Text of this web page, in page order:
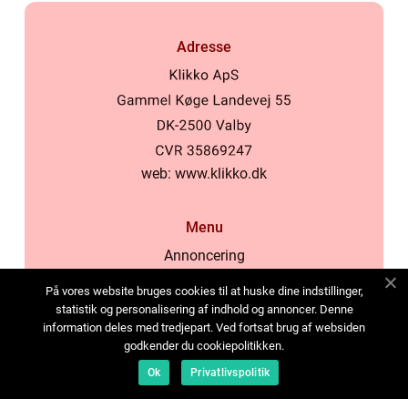
Adresse
web: www.klikko.dk
Menu
Annoncering
Cookies
Kontakt os
Sitemap
På vores website bruges cookies til at huske dine indstillinger,
statistik og personalisering af indhold og annoncer. Denne
information deles med tredjepart. Ved fortsat brug af websiden
godkender du cookiepolitikken.
Ok Privatlivspolitik